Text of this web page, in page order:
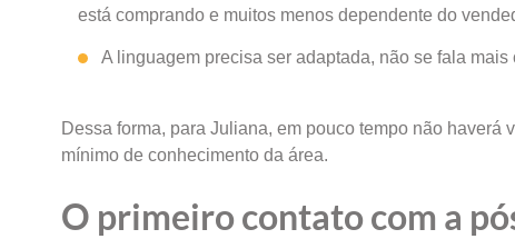
está comprando e muitos menos dependente do
A linguagem precisa ser adaptada, não se fala
Dessa forma, para Juliana, em pouco tempo não
mínimo de conhecimento da área.
O primeiro contato com a